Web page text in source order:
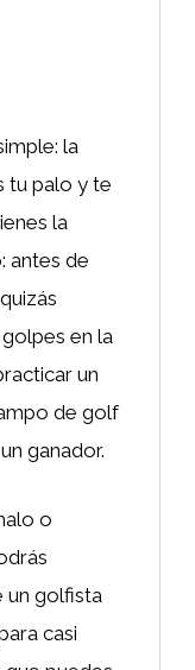
la
tu palo y te
la
antes de
en la
un
de golf
ganador.
o
un golfista
casi